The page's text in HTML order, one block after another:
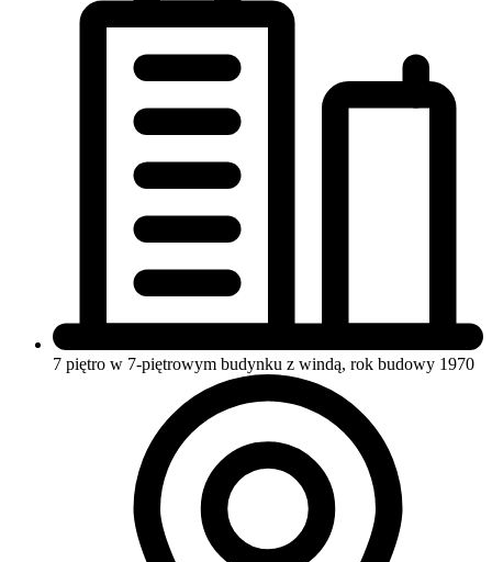
7 piętro w 7-piętrowym budynku z windą, rok budowy 1970